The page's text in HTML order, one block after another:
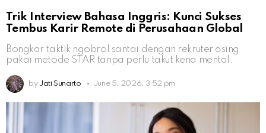
Trik Interview Bahasa Inggris: Kunci Sukses
Tembus Karir Remote di Perusahaan Global
Bongkar taktik ngobrol santai dengan rekruter asing
pakai metode STAR tanpa perlu takut kena mental.
by Jati Sunarto June 5, 2026, 3:52 pm